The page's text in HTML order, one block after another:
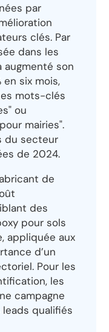
par
clés. Par
dans les
son
en six mois,
mots-clés
ou
mairies".
du secteur
de 2024.
de
des
pour sols
appliquée aux
d’un
Pour les
les
campagne
qualifiés